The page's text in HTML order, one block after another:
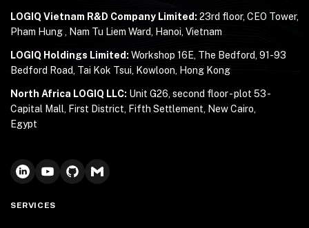
LOGIQ Vietnam R&D Company Limited: 23rd floor, CEO Tower,
Pham Hung , Nam Tu Liem Ward, Hanoi, Vietnam
LOGIQ Holdings Limited: Workshop 16E, The Bedford, 91-93
Bedford Road, Tai Kok Tsui, Kowloon, Hong Kong
North Africa LOGIQ LLC: Unit G26, second floor - plot 53 -
Capital Mall, First District, Fifth Settlement, New Cairo,
Egypt
SERVICES